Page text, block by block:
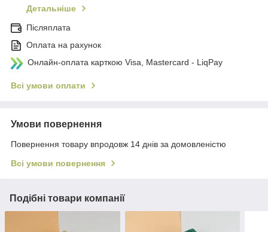
Детальніше
Післяплата
Оплата на рахунок
Онлайн-оплата карткою Visa, Mastercard - LiqPay
Всі умови оплати
Умови повернення
Повернення товару впродовж 14 днів за домовленістю
Всі умови повернення
Подібні товари компанії